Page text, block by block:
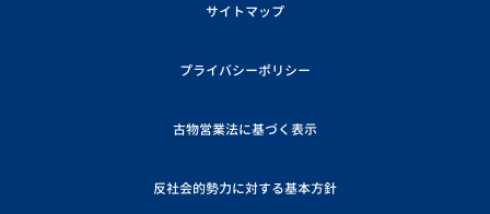
サイトマップ
プライバシーポリシー
古物営業法に基づく表示
反社会的勢力に対する基本方針